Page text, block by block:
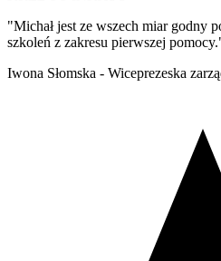
"Michał jest ze wszech miar godny
szkoleń z zakresu pierwszej
Iwona Słomska - Wiceprezeska